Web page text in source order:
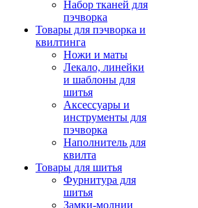
Набор тканей для
пэчворка
Товары для пэчворка и
квилтинга
Ножи и маты
Лекало, линейки
и шаблоны для
шитья
Аксессуары и
инструменты для
пэчворка
Наполнитель для
квилта
Товары для шитья
Фурнитура для
шитья
Замки-молнии